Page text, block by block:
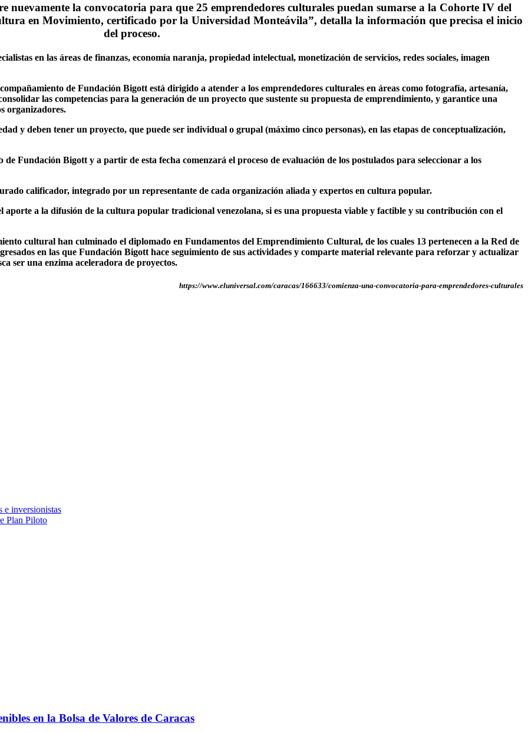
nuevamente la convocatoria para que 25 emprendedores culturales puedan sumarse a la Cohorte IV del
en Movimiento, certificado por la Universidad Monteávila”, detalla la información que precisa el inicio
del proceso.
en las áreas de finanzas, economía naranja, propiedad intelectual, monetización de servicios, redes sociales, imagen
de Fundación Bigott está dirigido a atender a los emprendedores culturales en áreas como fotografía, artesanía,
las competencias para la generación de un proyecto que sustente su propuesta de emprendimiento, y garantice una
organizadores.
y deben tener un proyecto, que puede ser individual o grupal (máximo cinco personas), en las etapas de conceptualización,
Fundación Bigott y a partir de esta fecha comenzará el proceso de evaluación de los postulados para seleccionar a los
calificador, integrado por un representante de cada organización aliada y expertos en cultura popular.
a la difusión de la cultura popular tradicional venezolana, si es una propuesta viable y factible y su contribución con el
cultural han culminado el diplomado en Fundamentos del Emprendimiento Cultural, de los cuales 13 pertenecen a la Red de
en las que Fundación Bigott hace seguimiento de sus actividades y comparte material relevante para reforzar y actualizar
ser una enzima aceleradora de proyectos.
https://www.eluniversal.com/caracas/166633/comienza-una-convocatoria-para-emprendedores-culturales
e inversionistas
Plan Piloto
en la Bolsa de Valores de Caracas